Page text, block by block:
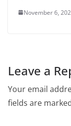
November 6,
Leave a
Your email
fields are